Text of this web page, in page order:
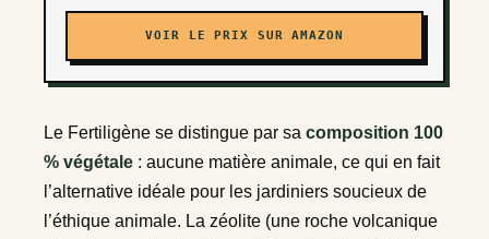
VOIR LE PRIX SUR AMAZON
Le Fertiligène se distingue par sa composition 100
% végétale : aucune matière animale, ce qui en fait
l’alternative idéale pour les jardiniers soucieux de
l’éthique animale. La zéolite (une roche volcanique